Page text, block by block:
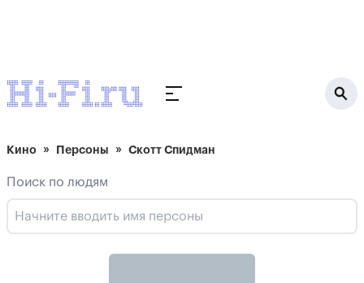
Кино Персоны Скотт Спидман
Поиск по людям